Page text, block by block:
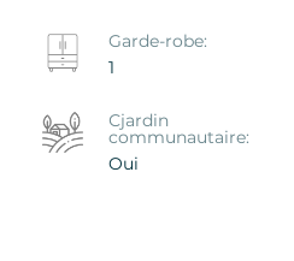
Garde-robe:
1
Сjardin
communautaire:
Oui